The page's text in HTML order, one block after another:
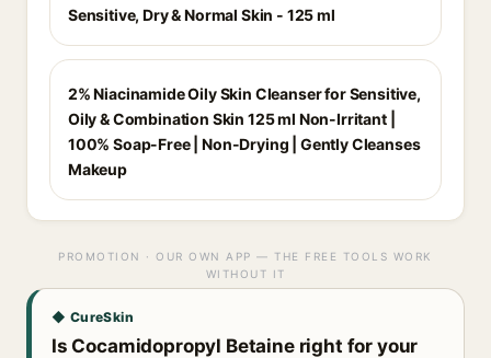
Sensitive, Dry & Normal Skin - 125 ml
2% Niacinamide Oily Skin Cleanser for Sensitive,
Oily & Combination Skin 125 ml Non-Irritant |
100% Soap-Free | Non-Drying | Gently Cleanses
Makeup
PROMOTION · OUR OWN APP — THE FREE TOOLS WORK
WITHOUT IT
◆ CureSkin
Is Cocamidopropyl Betaine right for your